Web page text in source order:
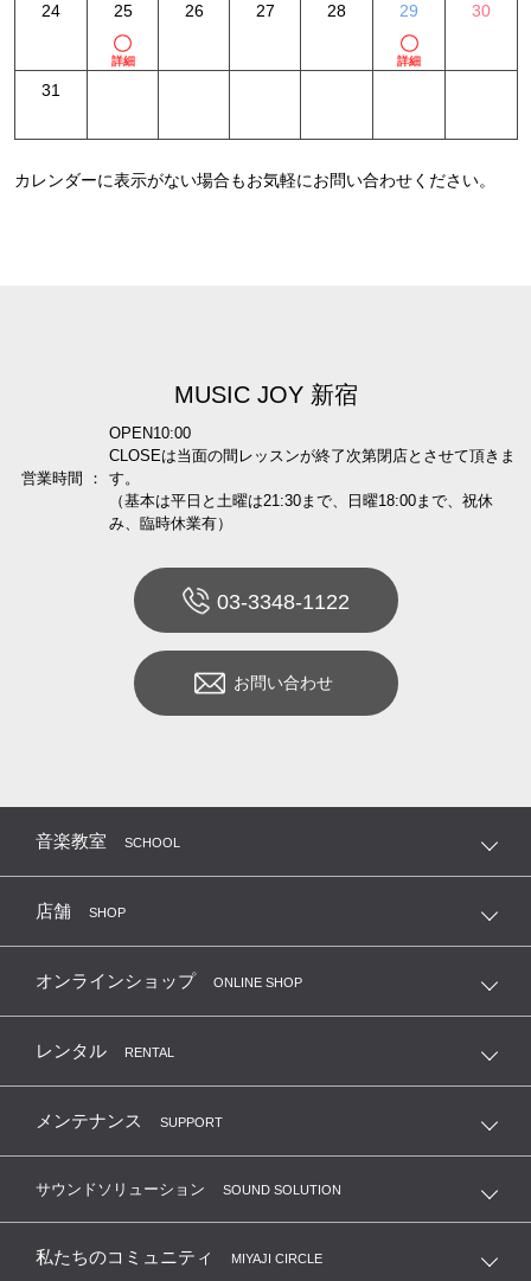
24 25
詳細
26 27 28 29
詳細
30
31
カレンダーに表示がない場合もお気軽にお問い合わせください。
MUSIC JOY 新宿
営業時間 ：
OPEN10:00
CLOSEは当面の間レッスンが終了次第閉店とさせて頂きま
す。
（基本は平日と土曜は21:30まで、日曜18:00まで、祝休
み、臨時休業有）
03-3348-1122
お問い合わせ
音楽教室 SCHOOL
店舗 SHOP
オンラインショップ ONLINE SHOP
レンタル RENTAL
メンテナンス SUPPORT
サウンドソリューション SOUND SOLUTION
私たちのコミュニティ MIYAJI CIRCLE